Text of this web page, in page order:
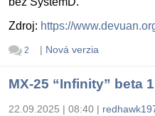
Zdroj: https://
2 | Nová verzia
MX-25 “Infinity” beta 1
22.09.2025 | 08:40 |